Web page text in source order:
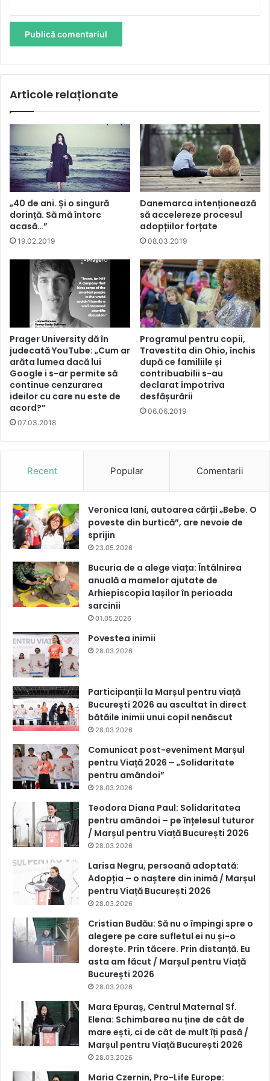
Articole relaționate
„40 de ani. Și o singură
dorință. Să mă întorc
acasă…”
19.02.2019
Danemarca intenționează
să accelereze procesul
adopțiilor forțate
08.03.2019
Prager University dă în
judecată YouTube: „Cum ar
arăta lumea dacă lui
Google i s-ar permite să
continue cenzurarea
ideilor cu care nu este de
acord?”
07.03.2018
Programul pentru copii,
Travestita din Ohio, închis
după ce familiile și
contribuabilii s-au
declarat împotriva
desfășurării
06.06.2019
Recent Popular Comentarii
Veronica Iani, autoarea cărții „Bebe. O
poveste din burtică”, are nevoie de
sprijin
23.05.2026
Bucuria de a alege viața: Întâlnirea
anuală a mamelor ajutate de
Arhiepiscopia Iașilor în perioada
sarcinii
01.05.2026
Povestea inimii
28.03.2026
Participanții la Marșul pentru viață
București 2026 au ascultat în direct
bătăile inimii unui copil nenăscut
28.03.2026
Comunicat post-eveniment Marșul
pentru Viață 2026 – „Solidaritate
pentru amândoi”
28.03.2026
Teodora Diana Paul: Solidaritatea
pentru amândoi – pe înțelesul tuturor
/ Marșul pentru Viață București 2026
28.03.2026
Larisa Negru, persoană adoptată:
Adopția – o naștere din inimă / Marșul
pentru Viață București 2026
28.03.2026
Cristian Budău: Să nu o împingi spre o
alegere pe care sufletul ei nu și-o
dorește. Prin tăcere. Prin distanță. Eu
asta am făcut / Marșul pentru Viață
București 2026
28.03.2026
Mara Epuraș, Centrul Maternal Sf.
Elena: Schimbarea nu ține de cât de
mare ești, ci de cât de mult îți pasă /
Marșul pentru Viață București 2026
28.03.2026
Maria Czernin, Pro-Life Europe: